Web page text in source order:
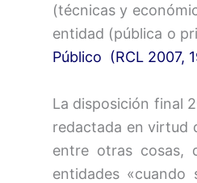
(técnicas y
entidad (pública o
Público (RCL 2007,
La disposición final
redactada en virtud
entre otras cosas,
entidades «cuando